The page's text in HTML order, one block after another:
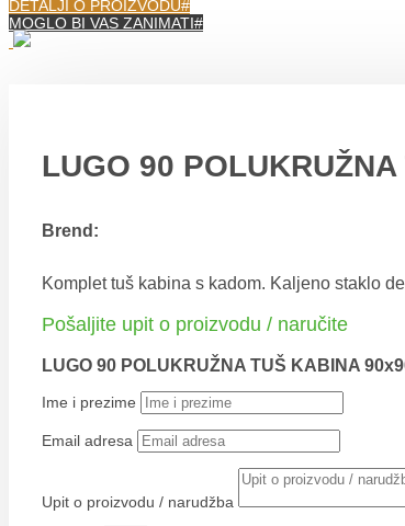
DETALJI O PROIZVODU
MOGLO BI VAS ZANIMATI
LUGO 90
Brend:
Komplet tuš kabina s kadom. Kaljeno staklo
Pošaljite upit o proizvodu / naručite
LUGO 90 POLUKRUŽNA TUŠ KABINA
Ime i prezime
Email adresa
Upit o proizvodu / narudžba